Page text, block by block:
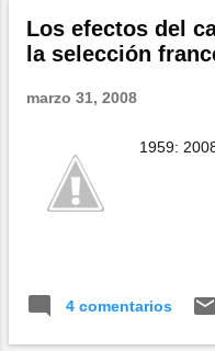
Los efectos del
la selección
marzo 31, 2008
1959:
4 comentarios